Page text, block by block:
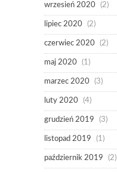
wrzesień 2020 (2)
lipiec 2020 (2)
czerwiec 2020 (2)
maj 2020 (1)
marzec 2020 (3)
luty 2020 (4)
grudzień 2019 (3)
listopad 2019 (1)
październik 2019 (2)